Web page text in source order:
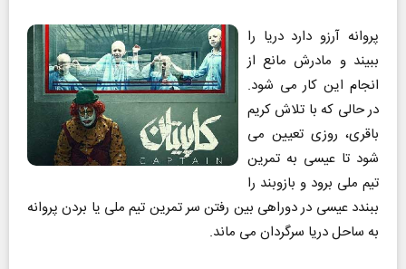
پروانه آرزو دارد دریا را
ببیند و مادرش مانع از
انجام این کار می شود.
در حالی که با تلاش کریم
باقری، روزی تعیین می
شود تا عیسی به تمرین
تیم ملی برود و بازوبند را
ببندد عیسی در دوراهی بین رفتن سر تمرین تیم ملی یا بردن پروانه
به ساحل دریا سرگردان می ماند.